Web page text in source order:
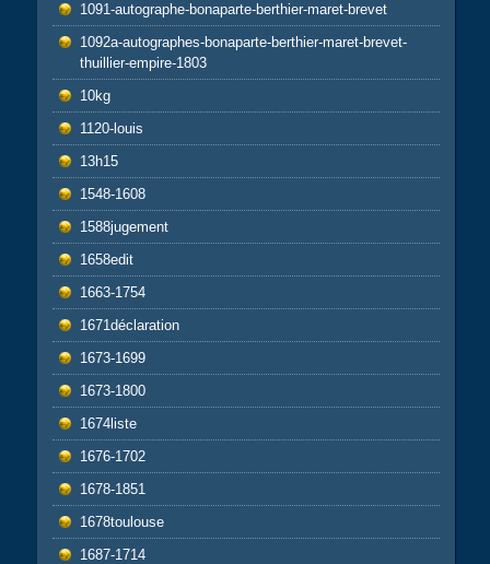
1091-autographe-bonaparte-berthier-maret-brevet
1092a-autographes-bonaparte-berthier-maret-brevet-
thuillier-empire-1803
10kg
1120-louis
13h15
1548-1608
1588jugement
1658edit
1663-1754
1671déclaration
1673-1699
1673-1800
1674liste
1676-1702
1678-1851
1678toulouse
1687-1714